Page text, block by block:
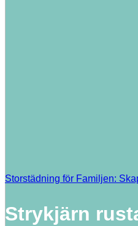
Storstädning för Familjen:
Strykjärn